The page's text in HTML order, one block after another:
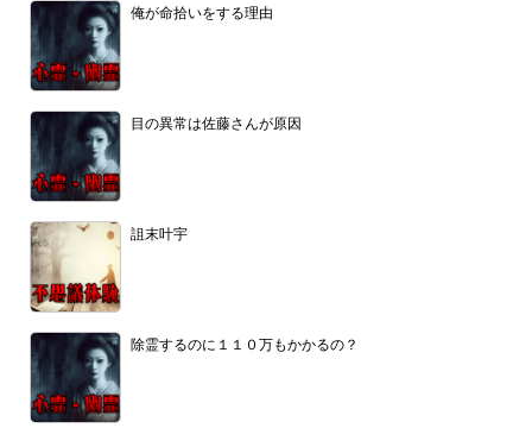
俺が命拾いをする理由
目の異常は佐藤さんが原因
詛末叶宇
除霊するのに１１０万もかかるの？